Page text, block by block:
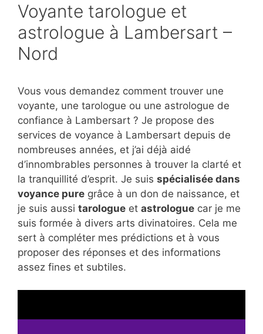
Voyante tarologue et
astrologue à Lambersart –
Nord
Vous vous demandez comment trouver une
voyante, une tarologue ou une astrologue de
confiance à Lambersart ? Je propose des
services de voyance à Lambersart depuis de
nombreuses années, et j’ai déjà aidé
d’innombrables personnes à trouver la clarté et
la tranquillité d’esprit. Je suis spécialisée dans
voyance pure grâce à un don de naissance, et
je suis aussi tarologue et astrologue car je me
suis formée à divers arts divinatoires. Cela me
sert à compléter mes prédictions et à vous
proposer des réponses et des informations
assez fines et subtiles.